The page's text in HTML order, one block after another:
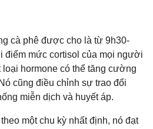
cà phê được cho là từ 9h30-
điểm mức cortisol của mọi người
hormone có thể tăng cường
cũng điều chỉnh sự trao đổi
miễn dịch và huyết áp.
một chu kỳ nhất định, nó đạt